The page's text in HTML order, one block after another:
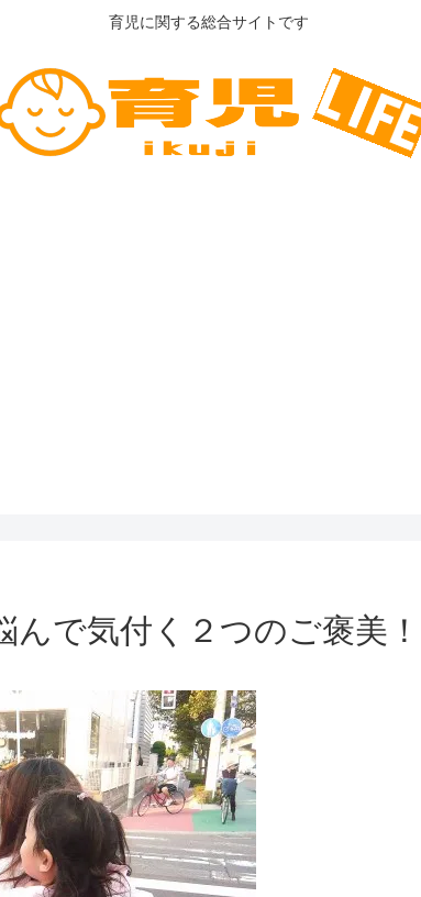
育児に関する総合サイトです
んで気付く２つのご褒美！